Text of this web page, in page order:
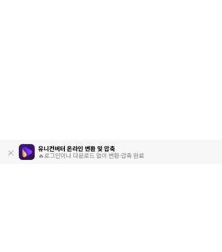
유니컨버터 온라인 변환 및 압축
🔥로그인이나 다운로드 없이 변환·압축 완료